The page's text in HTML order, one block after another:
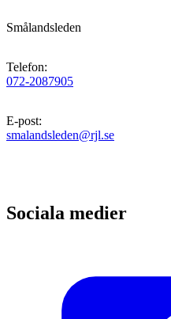
Smålandsleden
Telefon:
072-2087905
E-post:
smalandsleden@rjl.se
Sociala medier